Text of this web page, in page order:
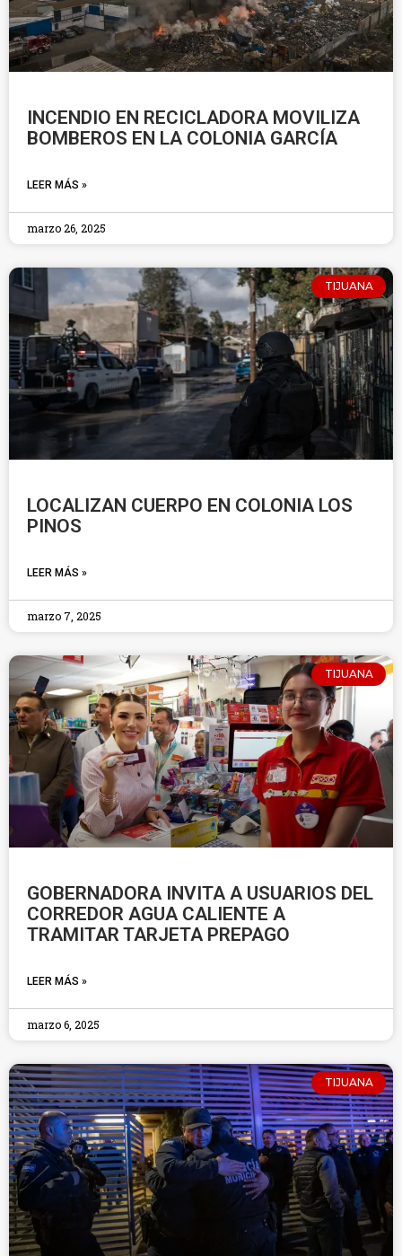
INCENDIO EN RECICLADORA MOVILIZA
BOMBEROS EN LA COLONIA GARCÍA
LEER MÁS »
marzo 26, 2025
TIJUANA
LOCALIZAN CUERPO EN COLONIA LOS
PINOS
LEER MÁS »
marzo 7, 2025
TIJUANA
GOBERNADORA INVITA A USUARIOS DEL
CORREDOR AGUA CALIENTE A
TRAMITAR TARJETA PREPAGO
LEER MÁS »
marzo 6, 2025
TIJUANA